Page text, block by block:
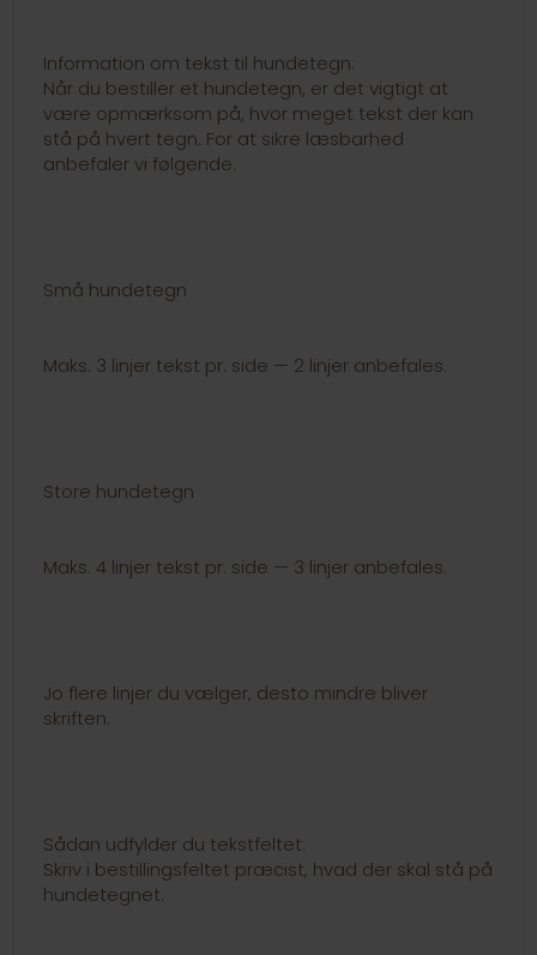
Information om tekst til hundetegn:
Når du bestiller et hundetegn, er det vigtigt at
være opmærksom på, hvor meget tekst der kan
stå på hvert tegn. For at sikre læsbarhed
anbefaler vi følgende:
Små hundetegn
Maks. 3 linjer tekst pr. side — 2 linjer anbefales.
Store hundetegn
Maks. 4 linjer tekst pr. side — 3 linjer anbefales.
Jo flere linjer du vælger, desto mindre bliver
skriften.
Sådan udfylder du tekstfeltet:
Skriv i bestillingsfeltet præcist, hvad der skal stå på
hundetegnet.